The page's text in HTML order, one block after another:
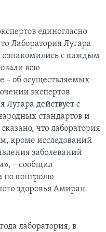
единогласно
Лаборатория Лугара
ознакомились с каждым
всю
– об осуществляемых
экспертов
Лугара действует с
стандартов и
что лаборатория
кроме исследований
заболеваний
– сообщил
по контролю
здоровья Амиран
лаборатория, в